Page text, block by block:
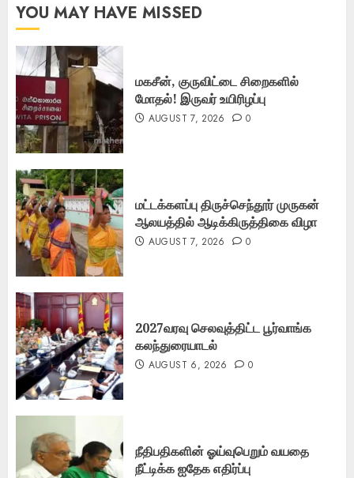
YOU MAY HAVE MISSED
மகசீன், குருவிட்டை சிறைகளில்
மோதல்! இருவர் உயிரிழப்பு
AUGUST 7, 2026 0
மட்டக்களப்பு திருச்செந்தூர் முருகன்
ஆலயத்தில் ஆடிக்கிருத்திகை விழா
AUGUST 7, 2026 0
2027வரவு செலவுத்திட்ட பூர்வாங்க
கலந்துரையாடல்
AUGUST 6, 2026 0
நீதிபதிகளின் ஓய்வுபெறும் வயதை
நீட்டிக்க ஐதேக எதிர்ப்பு